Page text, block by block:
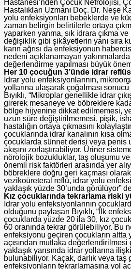
Hastanesi’nden Çocuk Nefrolojisi,
Hastalıkları Uzmanı Doç. Dr. Neşe
yolu enfeksiyonları bebeklerde ve
zaman belirgin belirtilerle ortaya
yaparken yanma, sık idrara çıkma
değişiklik gibi şikâyetlerin yanı sıra
karın ağrısı da enfeksiyonun
nedeni açıklanamayan
değerlendirme yapılması büyük
Her 10 çocuğun 3’ünde idrar
İdrar yolu enfeksiyonlarının,
yollarına ulaşarak çoğalması
Bıyıklı, “Mikroplar genellikle idrar
girerek mesaneye ve böbreklere
bölge hijyenine dikkat edilmemesi,
uzun süre değiştirilmemesi, pişik,
hastalığın ortaya çıkmasını
çocuklarında idrar kanalının kısa
çocuklarda sünnet derisi veya penis
akışını zorlaştırabiliyor. Üriner
nörolojik bozukluklar, taş oluşumu
önemli risk faktörleri arasında yer
böbreklere doğru geri kaçması
vezikoüreteral reflü, idrar yolu
yaklaşık yüzde 30’unda görülüyor”
Kız çocuklarında tekrarlama riski
İdrar yolu enfeksiyonlarının
olduğunu paylaşan Bıyıklı, “İlk
çocuklarda yüzde 20 ila 30, kız
60 oranında tekrar görülebiliyor. Bu
enfeksiyonu geçiren çocukların altta
açısından mutlaka değerlendirilmesi
yaklaşık yarısında idrar yollarına
bulunabiliyor. Kaçak, darlık veya taş
enfeksiyonların tekrarlamasına yol